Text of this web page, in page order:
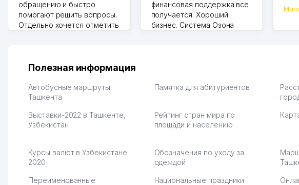
обращению и быстро
помогают решить вопросы.
Отдельно хочется отметить
их работе значительно
обслуживания клиентов.
Рекомендую этот колл-
партнера для бизнеса.
Vip Brand 31.07.2026 11:43:39
финансовая поддержка все
получается. Хороший
бизнес. Система Озона
тут у нас уже есть ПВЗ.
Марат 27.07.2026 08:00:37
Полезная информация
Автобусные маршруты
Ташкента
Памятка для абитуриентов
Выставки-2022 в Ташкенте,
Узбекистан
Рейтинг стран мира по
площади и населению
Курсы валют в Узбекистане
2020
Обозначения по уходу за
одеждой
Переименованные
Национальные праздники